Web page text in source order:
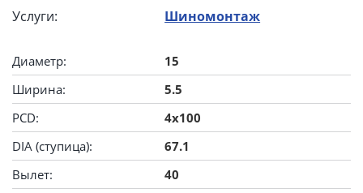
Услуги: Шиномонтаж
Диаметр:
15
Ширина:
5.5
PCD:
4x100
DIA (ступица):
67.1
Вылет:
40